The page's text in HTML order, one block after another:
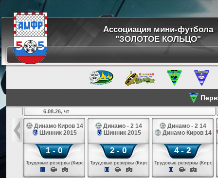
Ассоциация мини-футбола
"ЗОЛОТОЕ КОЛЬЦО"
14
6.08.26, чт
Динамо Киров 14
Шинник 2015
1 - 0
Трудовые резервы (Киров)
Динамо - 2 14
Шинник 2015
2 - 0
Трудовые резервы (Киров)
Динамо - 2 14
Динамо Киров 14
4 - 2
Трудовые резервы (Киров)